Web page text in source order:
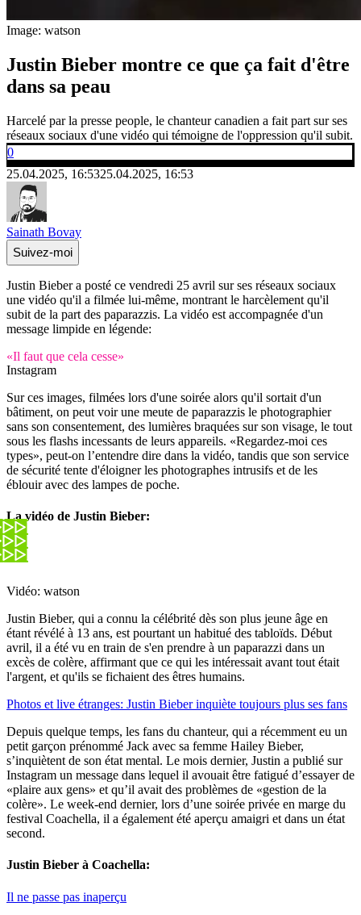
Image: watson
Justin Bieber montre ce que ça fait d'être
dans sa peau
Harcelé par la presse people, le chanteur canadien a fait part sur ses
réseaux sociaux d'une vidéo qui témoigne de l'oppression qu'il subit.
0
25.04.2025, 16:5325.04.2025, 16:53
Sainath Bovay
Suivez-moi
Justin Bieber a posté ce vendredi 25 avril sur ses réseaux sociaux
une vidéo qu'il a filmée lui-même, montrant le harcèlement qu'il
subit de la part des paparazzis. La vidéo est accompagnée d'un
message limpide en légende:
«Il faut que cela cesse»
Instagram
Sur ces images, filmées lors d'une soirée alors qu'il sortait d'un
bâtiment, on peut voir une meute de paparazzis le photographier
sans son consentement, des lumières braquées sur son visage, le tout
sous les flashs incessants de leurs appareils. «Regardez-moi ces
types», peut-on l’entendre dire dans la vidéo, tandis que son service
de sécurité tente d'éloigner les photographes intrusifs et de les
éblouir avec des lampes de poche.
La vidéo de Justin Bieber:
Vidéo: watson
Justin Bieber, qui a connu la célébrité dès son plus jeune âge en
étant révélé à 13 ans, est pourtant un habitué des tabloïds. Début
avril, il a été vu en train de s'en prendre à un paparazzi dans un
excès de colère, affirmant que ce qui les intéressait avant tout était
l'argent, et qu'ils se fichaient des êtres humains.
Photos et live étranges: Justin Bieber inquiète toujours plus ses fans
Depuis quelque temps, les fans du chanteur, qui a récemment eu un
petit garçon prénommé Jack avec sa femme Hailey Bieber,
s’inquiètent de son état mental. Le mois dernier, Justin a publié sur
Instagram un message dans lequel il avouait être fatigué d’essayer de
«plaire aux gens» et qu’il avait des problèmes de «gestion de la
colère». Le week-end dernier, lors d’une soirée privée en marge du
festival Coachella, il a également été aperçu amaigri et dans un état
second.
Justin Bieber à Coachella:
Il ne passe pas inaperçu